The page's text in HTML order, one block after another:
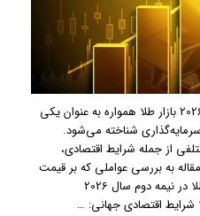
پیش بینی قیمت طلا در نیمه دوم سال 2026 بازار طلا همواره به عنوان یکی
شناخته می‌شود.
از جمله شرایط اقتصادی،
به بررسی عواملی که بر قیمت
طلا تأثیر می‌گذارند و پیش‌بینی قیمت طلا در نیمه دوم سال 2026
شرایط اقتصادی جهانی: …